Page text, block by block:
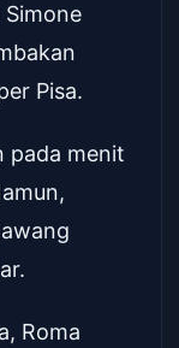
Pisa.
pada menit
Roma